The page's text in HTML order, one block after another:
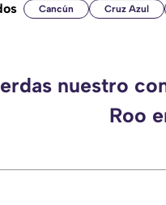
Cancún Cruz Azul
nuestro
Roo